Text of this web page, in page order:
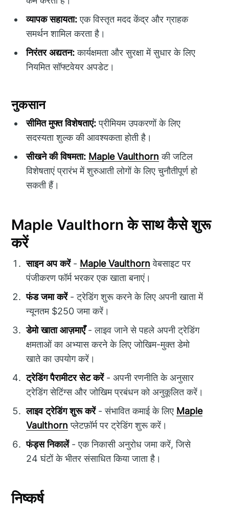
व्यापक सहायता:एक विस्तृत मदद केंद्र और ग्राहक
समर्थन शामिल करता है।
निरंतर अद्यतन:कार्यक्षमता और सुरक्षा में सुधार के लिए
नियमित सॉफ्टवेयर अपडेट।
नुकसान
सीमित मुफ्त विशेषताएं:प्रीमियम उपकरणों के लिए
सदस्यता शुल्क की आवश्यकता होती है।
सीखने की विषमता: Maple Vaulthorn की जटिल
विशेषताएं प्रारंभ में शुरुआती लोगों के लिए चुनौतीपूर्ण हो
सकती हैं।
Maple Vaulthorn के साथ कैसे शुरू
करें
साइन अप करें- Maple Vaulthorn वेबसाइट पर
पंजीकरण फॉर्म भरकर एक खाता बनाएं।
फंड जमा करें- ट्रेडिंग शुरू करने के लिए अपनी खाता में
न्यूनतम $250 जमा करें।
डेमो खाता आज़माएँ- लाइव जाने से पहले अपनी ट्रेडिंग
क्षमताओं का अभ्यास करने के लिए जोखिम-मुक्त डेमो
खाते का उपयोग करें।
ट्रेडिंग पैरामीटर सेट करें- अपनी रणनीति के अनुसार
ट्रेडिंग सेटिंग्स और जोखिम प्रबंधन को अनुकूलित करें।
लाइव ट्रेडिंग शुरू करें- संभावित कमाई के लिए Maple
Vaulthorn प्लेटफ़ॉर्म पर ट्रेडिंग शुरू करें।
फंड्स निकालें- एक निकासी अनुरोध जमा करें, जिसे
24 घंटों के भीतर संसाधित किया जाता है।
निष्कर्ष